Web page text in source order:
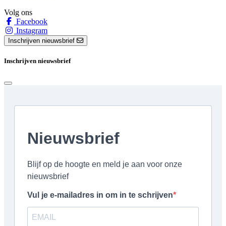
Volg ons
Facebook
Instagram
Inschrijven nieuwsbrief
Inschrijven nieuwsbrief